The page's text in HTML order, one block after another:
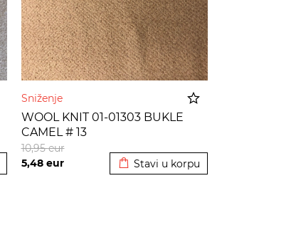
Sniženje
WOOL KNIT 01-01303 BUKLE
CAMEL # 13
5,48 eur
10,95eur
Stavi u korpu